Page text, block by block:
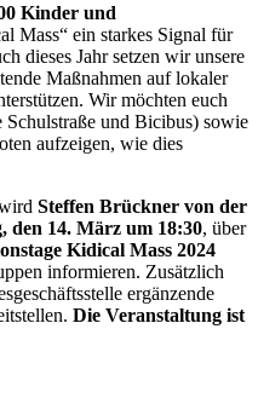
Kinder und
Mass“ ein starkes Signal für
dieses Jahr setzen wir unsere
Maßnahmen auf lokaler
Wir möchten euch
und Bicibus) sowie
aufzeigen, wie dies
Steffen Brückner von der
den 14. März um 18:30, über
Kidical Mass 2024
informieren. Zusätzlich
ergänzende
Die Veranstaltung ist